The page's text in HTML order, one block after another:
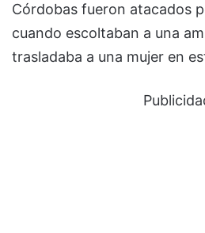
Córdobas fueron atacados
cuando escoltaban a una
trasladaba a una mujer en